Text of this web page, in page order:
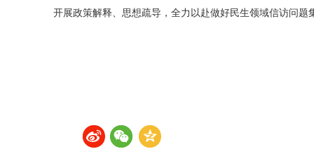
开展政策解释、思想疏导，全力以赴做好民生领域信访问题